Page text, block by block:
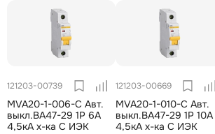
121203-00739
MVA20-1-006-C Авт.
выкл.ВА47-29 1Р 6А
4,5кА х-ка С ИЭК
121203-00669
MVA20-1-010-C Авт.
выкл.ВА47-29 1Р 10А
4,5кА х-ка С ИЭК